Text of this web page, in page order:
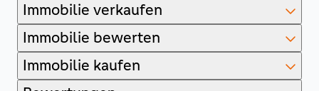
Immobilie verkaufen
Immobilie bewerten
Immobilie kaufen